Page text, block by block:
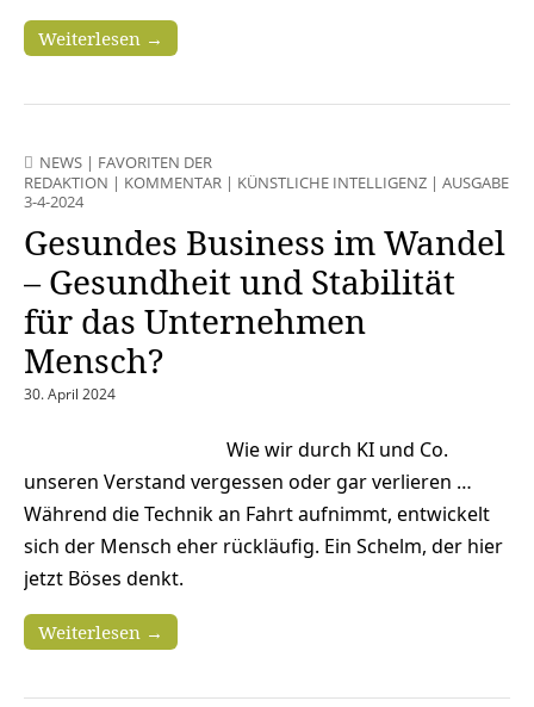
Weiterlesen →
NEWS | FAVORITEN DER
REDAKTION | KOMMENTAR | KÜNSTLICHE INTELLIGENZ | AUSGABE
3-4-2024
Gesundes Business im Wandel
– Gesundheit und Stabilität
für das Unternehmen
Mensch?
30. April 2024
Wie wir durch KI und Co.
unseren Verstand vergessen oder gar verlieren …
Während die Technik an Fahrt aufnimmt, entwickelt
sich der Mensch eher rückläufig. Ein Schelm, der hier
jetzt Böses denkt.
Weiterlesen →